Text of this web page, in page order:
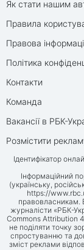
Як стати нашим
Правила
Правова
Політика
Контакти
Команда
Вакансії в РБК-
Розмістити
Ідентифікатор
Інформаційний
(українську,
https://
правовласникам.
журналісти «РБК-
Commons Attribution
не поділяти точку
спростуванню та
зміст реклами